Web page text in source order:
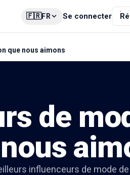
🇫🇷FR Se connecter
que nous aimons
de
influenceurs de mode